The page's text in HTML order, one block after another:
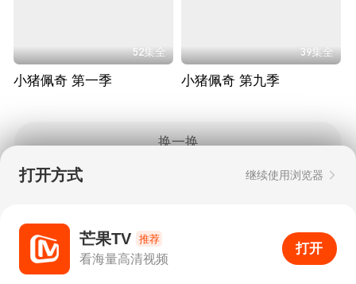
52集全
小猪佩奇 第一季
39集全
小猪佩奇 第九季
换一换
64
打开APP
打开方式 继续使用浏览器
芒果TV 推荐
看海量高清视频
打开